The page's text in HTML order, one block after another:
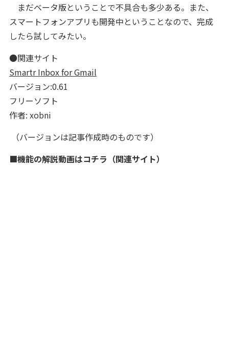
まだベータ版ということで不具合も多少ある。また、
スマートフォンアプリも開発中ということなので、完成
したら試してみたい。
●関連サイト
Smartr Inbox for Gmail
バージョン:0.61
フリーソフト
作者: xobni
（バージョンは記事作成時のものです）
■機能の解説動画はコチラ（関連サイト）